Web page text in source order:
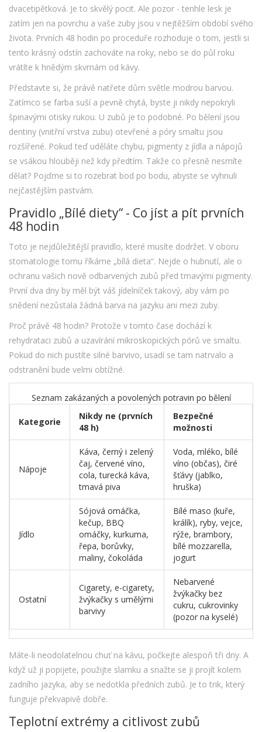
dvacetipětková. Je to skvělý pocit. Ale pozor - tenhle lesk je
zatím jen na povrchu a vaše zuby jsou v nejtěžším období svého
života. Prvních 48 hodin po proceduře rozhoduje o tom, jestli si
tento krásný odstín zachováte na roky, nebo se do půl roku
vrátíte k hnědým skvrnám od kávy.
Představte si, že právě natřete dům světle modrou barvou.
Zatímco se farba suší a pevně chytá, byste ji nikdy nepokryli
špinavými otisky rukou. U zubů je to podobné. Po bělení jsou
dentiny (vnitřní vrstva zubu) otevřené a póry smaltu jsou
rozšířené. Pokud teď uděláte chybu, pigmenty z jídla a nápojů
se vsákou hlouběji než kdy předtím. Takže co přesně nesmíte
dělat? Pojďme si to rozebrat bod po bodu, abyste se vyhnuli
nejčastějším pastvám.
Pravidlo „Bílé diety“ - Co jíst a pít prvních
48 hodin
Toto je nejdůležitější pravidlo, které musíte dodržet. V oboru
stomatologie tomu říkáme „bílá dieta“. Nejde o hubnutí, ale o
ochranu vašich nově odbarvených zubů před tmavými pigmenty.
První dva dny by měl být váš jídelníček takový, aby vám po
snědení nezůstala žádná barva na jazyku ani mezi zuby.
Proč právě 48 hodin? Protože v tomto čase dochází k
rehydrataci zubů a uzavírání mikroskopických pórů ve smaltu.
Pokud do nich pustíte silné barvivo, usadí se tam natrvalo a
odstranění bude velmi obtížné.
Seznam zakázaných a povolených potravin po bělení
Kategorie
Nikdy ne (prvních
48 h)
Bezpečné
možnosti
Nápoje
Káva, černý i zelený
čaj, červené víno,
cola, turecká káva,
tmavá piva
Voda, mléko, bílé
víno (občas), čiré
šťávy (jablko,
hruška)
Jídlo
Sójová omáčka,
kečup, BBQ
omáčky, kurkuma,
řepa, borůvky,
maliny, čokoláda
Bílé maso (kuře,
králík), ryby, vejce,
rýže, brambory,
bílé mozzarella,
jogurt
Ostatní
Cigarety, e-cigarety,
žvýkačky s umělými
barvivy
Nebarvené
žvýkačky bez
cukru, cukrovinky
(pozor na kyselé)
Máte-li neodolatelnou chuť na kávu, počkejte alespoň tři dny. A
když už ji popijete, použijte slamku a snažte se ji projít kolem
zadního jazyka, aby se nedotkla předních zubů. Je to trik, který
funguje překvapivě dobře.
Teplotní extrémy a citlivost zubů